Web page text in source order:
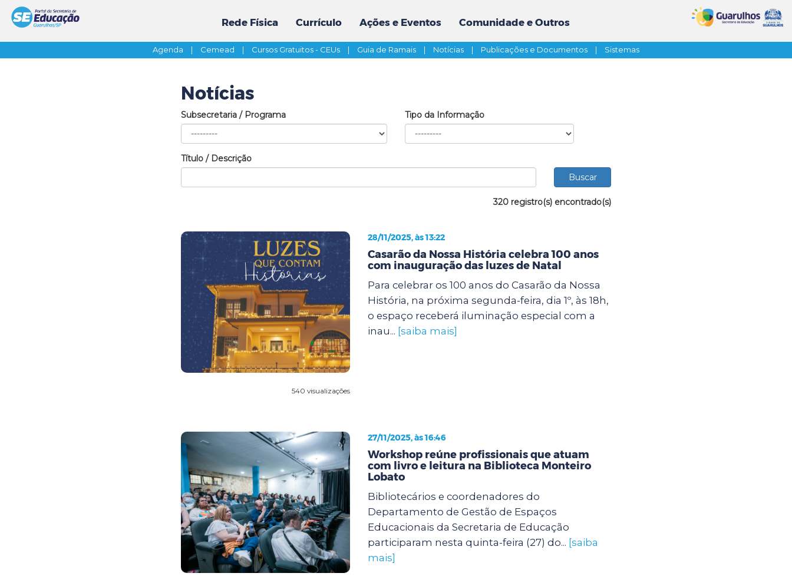
Rede Física Currículo Ações e Eventos Comunidade e Outros
Agenda | Cemead | Cursos Gratuitos - CEUs | Guia de Ramais | Notícias | Publicações e Documentos | Sistemas
Notícias
Subsecretaria / Programa Tipo da Informação
Título / Descrição
320 registro(s) encontrado(s)
540 visualizações
28/11/2025, às 13:22
Casarão da Nossa História celebra 100 anos
com inauguração das luzes de Natal
Para celebrar os 100 anos do Casarão da Nossa
História, na próxima segunda-feira, dia 1º, às 18h,
o espaço receberá iluminação especial com a
inau... [saiba mais]
27/11/2025, às 16:46
Workshop reúne profissionais que atuam
com livro e leitura na Biblioteca Monteiro
Lobato
Bibliotecários e coordenadores do
Departamento de Gestão de Espaços
Educacionais da Secretaria de Educação
participaram nesta quinta-feira (27) do... [saiba
mais]